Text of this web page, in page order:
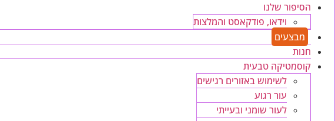
הסיפור שלנו
וידאו, פודקאסט והמלצות
מבצעים
חנות
קוסמטיקה טבעית
לשימוש באזורים רגישים
עור רגוע
לעור שומני ובעייתי